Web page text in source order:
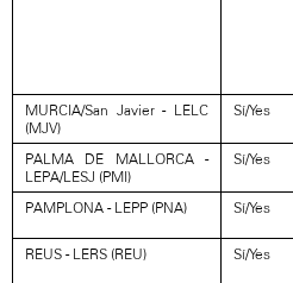
MURCIA/San Javier - LELC
(MJV)
Sí/Yes
PALMA DE MALLORCA -
LEPA/LESJ (PMI)
Sí/Yes
PAMPLONA - LEPP (PNA) Sí/Yes
REUS - LERS (REU) Sí/Yes